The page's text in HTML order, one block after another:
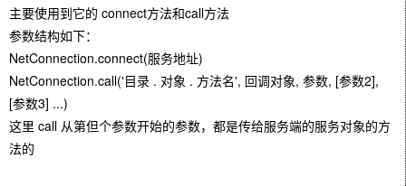
主要使用到它的 connect方法和call方法
参数结构如下：
NetConnection.connect(服务地址)
NetConnection.call('目录 . 对象 . 方法名', 回调对象, 参数, [参数2],
[参数3] ...)
这里 call 从第但个参数开始的参数，都是传给服务端的服务对象的方
法的